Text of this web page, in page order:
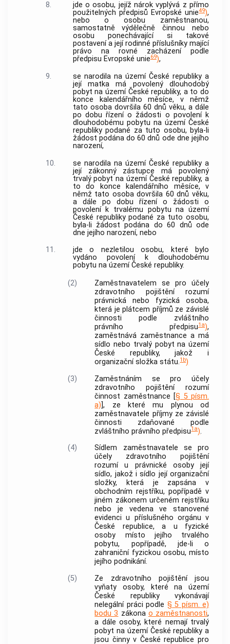
8.
jde o osobu, jejíž nárok vyplývá z přímo
použitelných předpisů Evropské unie49),
nebo o osobu zaměstnanou,
samostatně výdělečně činnou nebo
osobu ponechávající si takové
postavení a její rodinné příslušníky mající
právo na rovné zacházení podle
předpisu Evropské unie69),
9.
se narodila na území České republiky a
její matka má povolený dlouhodobý
pobyt na území České republiky, a to do
konce kalendářního měsíce, v němž
tato osoba dovršila 60 dnů věku, a dále
po dobu řízení o žádosti o povolení k
dlouhodobému pobytu na území České
republiky podané za tuto osobu, byla-li
žádost podána do 60 dnů ode dne jejího
narození,
10.
se narodila na území České republiky a
její zákonný zástupce má povolený
trvalý pobyt na území České republiky, a
to do konce kalendářního měsíce, v
němž tato osoba dovršila 60 dnů věku,
a dále po dobu řízení o žádosti o
povolení k trvalému pobytu na území
České republiky podané za tuto osobu,
byla-li žádost podána do 60 dnů ode
dne jejího narození, nebo
11.
jde o nezletilou osobu, které bylo
vydáno povolení k dlouhodobému
pobytu na území České republiky.
(2) Zaměstnavatelem se pro účely
zdravotního pojištěnírozumí
právnická nebo fyzická osoba,
která je plátcem příjmů ze závislé
činnosti podle zvláštního
právního předpisu1a),
zaměstnává zaměstnance a má
sídlo nebo trvalý pobyt na území
České republiky, jakož i
organizační složka státu.1b)
(3)
Zaměstnáním se pro účely
zdravotního pojištěnírozumí
činnost zaměstnance [§ 5 písm.
a)], ze které mu plynou od
zaměstnavatele příjmy ze závislé
činnosti zdaňované podle
zvláštního právního předpisu1a).
(4)
Sídlem zaměstnavatele se pro
účely zdravotního pojištění
rozumí u právnické osoby její
sídlo, jakož i sídlo její organizační
složky, která je zapsána v
obchodním rejstříku, popřípadě v
jiném zákonem určeném rejstříku
nebo je vedena ve stanovené
evidenci u příslušného orgánu v
České republice, a u fyzické
osoby místo jejího trvalého
pobytu, popřípadě, jde-li o
zahraniční fyzickou osobu, místo
jejího podnikání.
(5)
Ze zdravotního pojištěníjsou
vyňaty osoby, které na území
České republiky vykonávají
nelegální práci podle § 5 písm. e)
bodu 3 zákona o zaměstnanosti,
a dále osoby, které nemají trvalý
pobyt na území České republiky a
jsou činny v České republice pro